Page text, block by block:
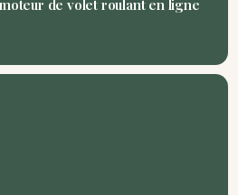
de volet roulant en ligne